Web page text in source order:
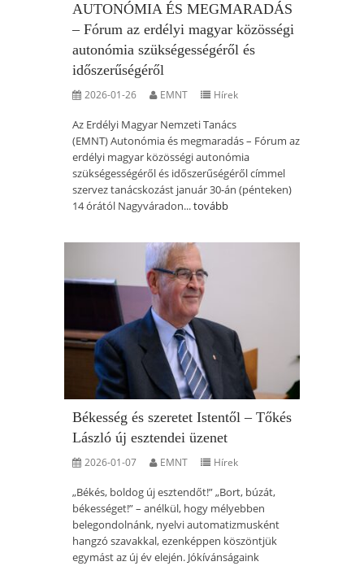
AUTONÓMIA ÉS MEGMARADÁS
– Fórum az erdélyi magyar közösségi
autonómia szükségességéről és
időszerűségéről
2026-01-26 EMNT Hírek
Az Erdélyi Magyar Nemzeti Tanács
(EMNT) Autonómia és megmaradás – Fórum az
erdélyi magyar közösségi autonómia
szükségességéről és időszerűségéről címmel
szervez tanácskozást január 30-án (pénteken)
14 órától Nagyváradon...tovább
Békesség és szeretet Istentől – Tőkés
László új esztendei üzenet
2026-01-07 EMNT Hírek
„Békés, boldog új esztendőt!” „Bort, búzát,
békességet!” – anélkül, hogy mélyebben
belegondolnánk, nyelvi automatizmusként
hangzó szavakkal, ezenképpen köszöntjük
egymást az új év elején. Jókívánságaink